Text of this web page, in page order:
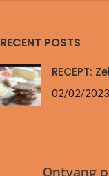
RECENT POSTS
RECEPT:
02/02/2023
Ontvang